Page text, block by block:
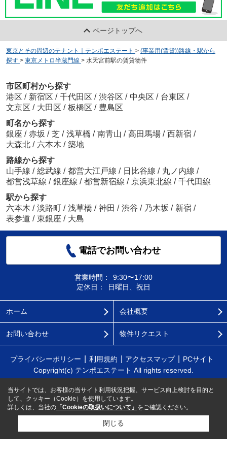
ページトップへ
東京とその周辺のテナント｜テンポエステート > (事業用(賃貸))路線・駅から
探す > 東京メトロ半蔵門線 > 水天宮前駅の賃貸物件
市区町村から探す
港区 / 新宿区 / 千代田区 / 渋谷区 / 中央区 / 台東区 /
文京区 / 大田区 / 板橋区 / 豊島区
町名から探す
銀座 / 赤坂 / 芝 / 浅草橋 / 南青山 / 高田馬場 / 西新宿 /
大森北 / 六本木 / 築地
路線から探す
山手線 / 総武線 / 都営大江戸線 / 日比谷線 / 丸ノ内線 /
都営浅草線 / 銀座線 / 都営新宿線 / 京浜東北線 / 千代田線
駅から探す
六本木 / 淡路町 / 浅草橋 / 神田 / 渋谷 / 乃木坂 / 新宿 /
表参道 / 東銀座 / 大島
電話でお問い合わせ
営業時間：
9:30〜17:00
定休日：
日曜日、祝日
ホーム 会社概要
お問い合わせ 物件リクエスト
プライバシーポリシー 利用規約 アクセスマップ
PCサイト
Copyright(c) テンポエステート All rights reserved.
当サイトでは、お客様の当サイト利用状況把握、サービス向上検討を目的と
して、クッキー（Cookie）を使用しています。
詳しくは、当社の 「Cookieの取扱いについて」 をご確認ください。
閉じる